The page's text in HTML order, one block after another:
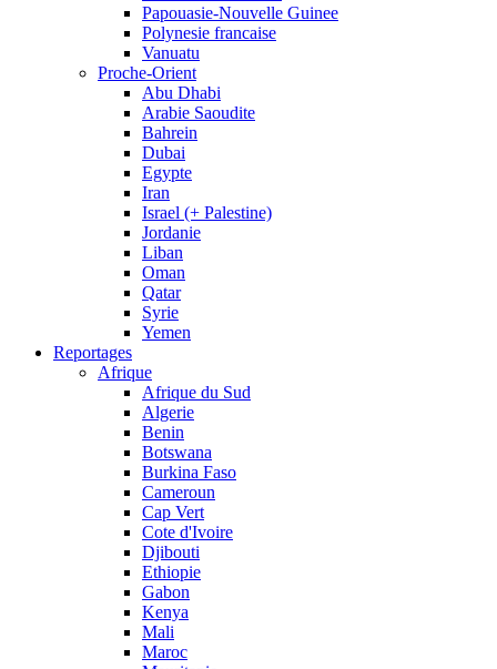
Papouasie-Nouvelle Guinee
Polynesie francaise
Vanuatu
Proche-Orient
Abu Dhabi
Arabie Saoudite
Bahrein
Dubai
Egypte
Iran
Israel (+ Palestine)
Jordanie
Liban
Oman
Qatar
Syrie
Yemen
Reportages
Afrique
Afrique du Sud
Algerie
Benin
Botswana
Burkina Faso
Cameroun
Cap Vert
Cote d'Ivoire
Djibouti
Ethiopie
Gabon
Kenya
Mali
Maroc